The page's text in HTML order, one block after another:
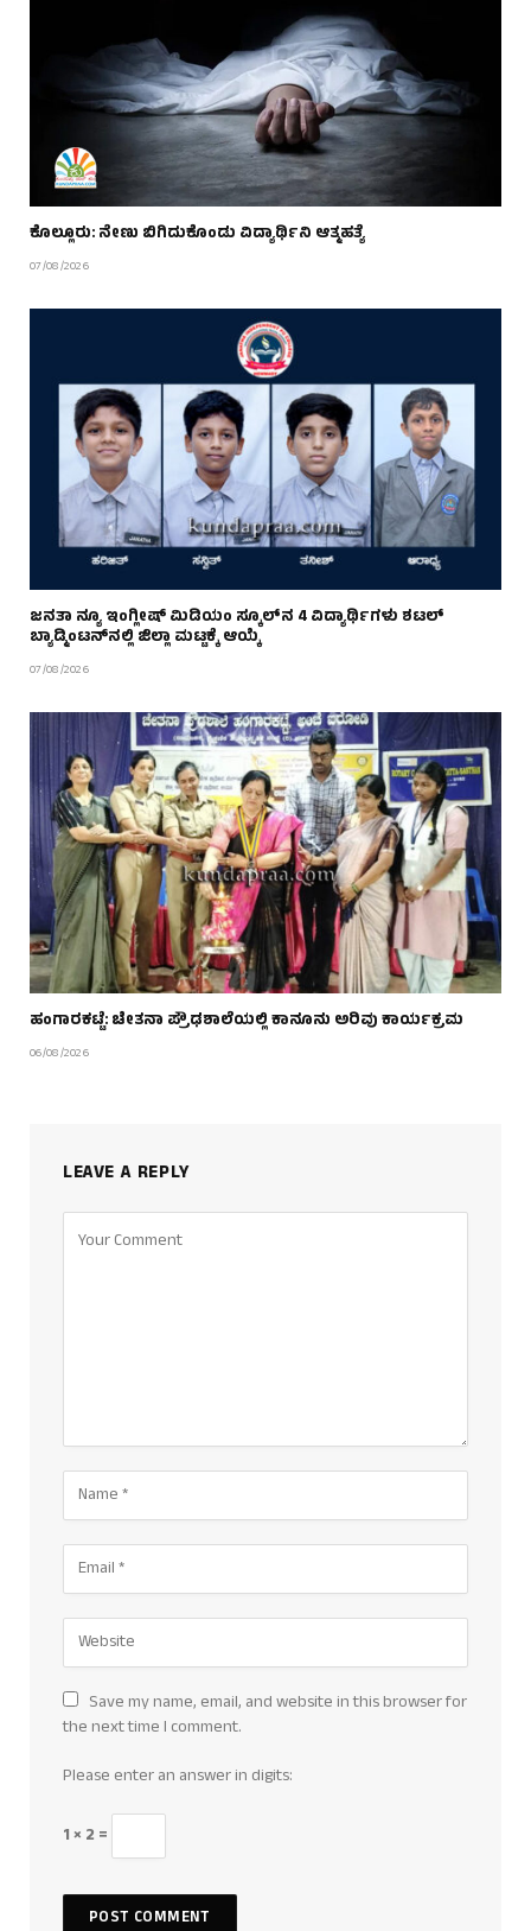
ಕೊಲ್ಲೂರು: ನೇಣು ಬಿಗಿದುಕೊಂಡು ವಿದ್ಯಾರ್ಥಿನಿ ಆತ್ಮಹತ್ಯೆ
07/08/2026
ಜನತಾ ನ್ಯೂ ಇಂಗ್ಲೀಷ್ ಮಿಡಿಯಂ ಸ್ಕೂಲ್‌ನ 4 ವಿದ್ಯಾರ್ಥಿಗಳು ಶಟಲ್
ಬ್ಯಾಡ್ಮಿಂಟನ್‌ನಲ್ಲಿ ಜಿಲ್ಲಾ ಮಟ್ಟಕ್ಕೆ ಆಯ್ಕೆ
07/08/2026
ಹಂಗಾರಕಟ್ಟೆ: ಚೇತನಾ ಪ್ರೌಢಶಾಲೆಯಲ್ಲಿ ಕಾನೂನು ಅರಿವು ಕಾರ್ಯಕ್ರಮ
06/08/2026
LEAVE A REPLY
Save my name, email, and website in this browser for
the next time I comment.
Please enter an answer in digits:
1 × 2 =